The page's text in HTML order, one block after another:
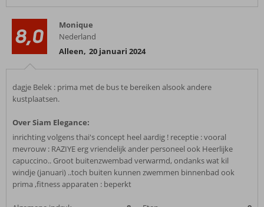
8,0
Monique
Nederland
Alleen, 20 januari 2024
dagje Belek : prima met de bus te bereiken alsook andere
kustplaatsen.
Over Siam Elegance:
inrichting volgens thai's concept heel aardig ! receptie : vooral
mevrouw : RAZIYE erg vriendelijk ander personeel ook Heerlijke
capuccino.. Groot buitenzwembad verwarmd, ondanks wat kil
windje (januari) ..toch buiten kunnen zwemmen binnenbad ook
prima ,fitness apparaten : beperkt